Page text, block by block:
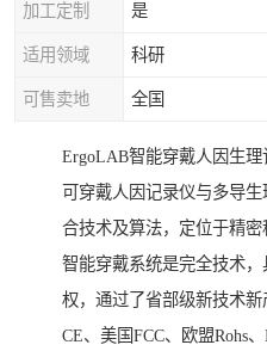
加工定制 是
适用领域 科研
可售卖地 全国
ErgoLAB智能穿戴人因生
可穿戴人因记录仪与多导
合技术及算法，定位于精
智能穿戴系统是完全技术
权，通过了省部级新技术
CE、美国FCC、欧盟Rohs、